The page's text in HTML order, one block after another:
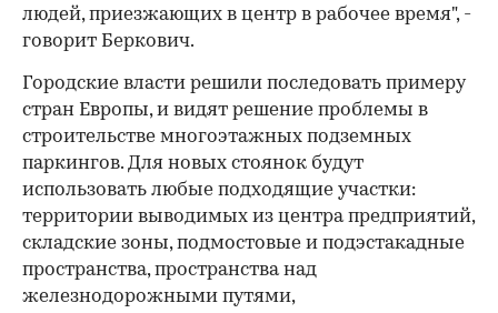
людей, приезжающих в центр в рабочее время", -
говорит Беркович.
Городские власти решили последовать примеру
стран Европы, и видят решение проблемы в
строительстве многоэтажных подземных
паркингов. Для новых стоянок будут
использовать любые подходящие участки:
территории выводимых из центра предприятий,
складские зоны, подмостовые и подэстакадные
пространства, пространства над
железнодорожными путями,